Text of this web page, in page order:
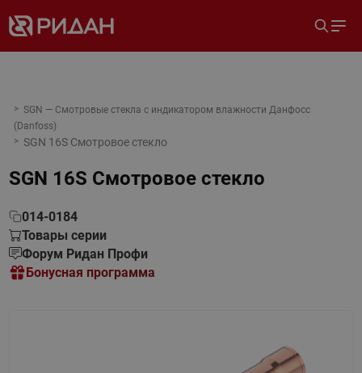
SGN — Смотровые стекла с индикатором влажности Данфосс
(Danfoss)
SGN 16S Смотровое стекло
SGN 16S Смотровое стекло
014-0184
Товары серии
Форум Ридан Профи
Бонусная программа